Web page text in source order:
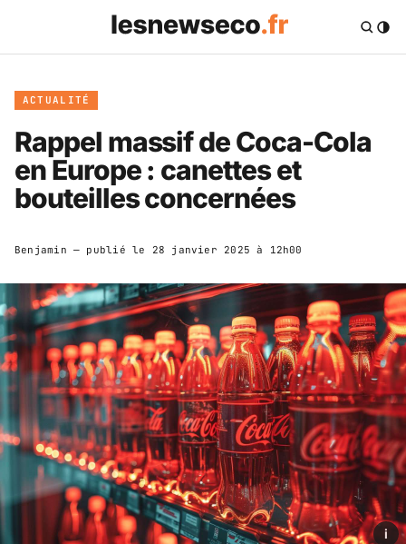
ACTUALITÉ
Rappel massif de Coca-Cola
en Europe : canettes et
bouteilles concernées
Benjamin — publié le 28 janvier 2025 à 12h00
i